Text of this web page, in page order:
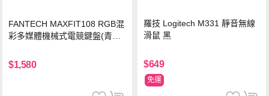
FANTECH MAXFIT108 RGB混
彩多媒體機械式電競鍵盤(青軸)
$1,580
羅技 Logitech M331 靜音無線
滑鼠 黑
$649
免運